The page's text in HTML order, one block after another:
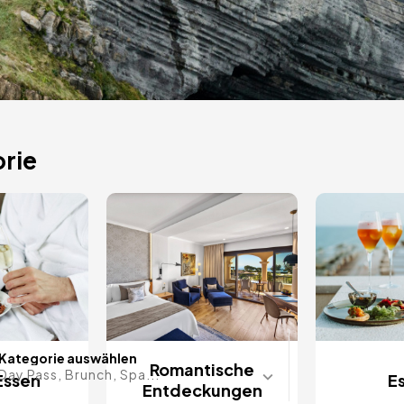
Kategorie auswählen
Pass, Brunch, Spa...Romantische
Entdeckungen